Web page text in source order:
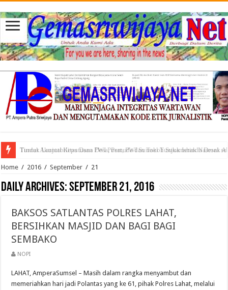
Tuntut Akuntabilitas Dana Desa, Pemuda dan Tokoh Sukamerindu Desak
Home / 2016 / September / 21
Daily Archives:September 21, 2016
BAKSOS SATLANTAS POLRES LAHAT,
BERSIHKAN MASJID DAN BAGI BAGI
SEMBAKO
NOPI
LAHAT, AmperaSumsel – Masih dalam rangka menyambut dan
memeriahkan hari jadi Polantas yang ke 61, pihak Polres Lahat, melalui